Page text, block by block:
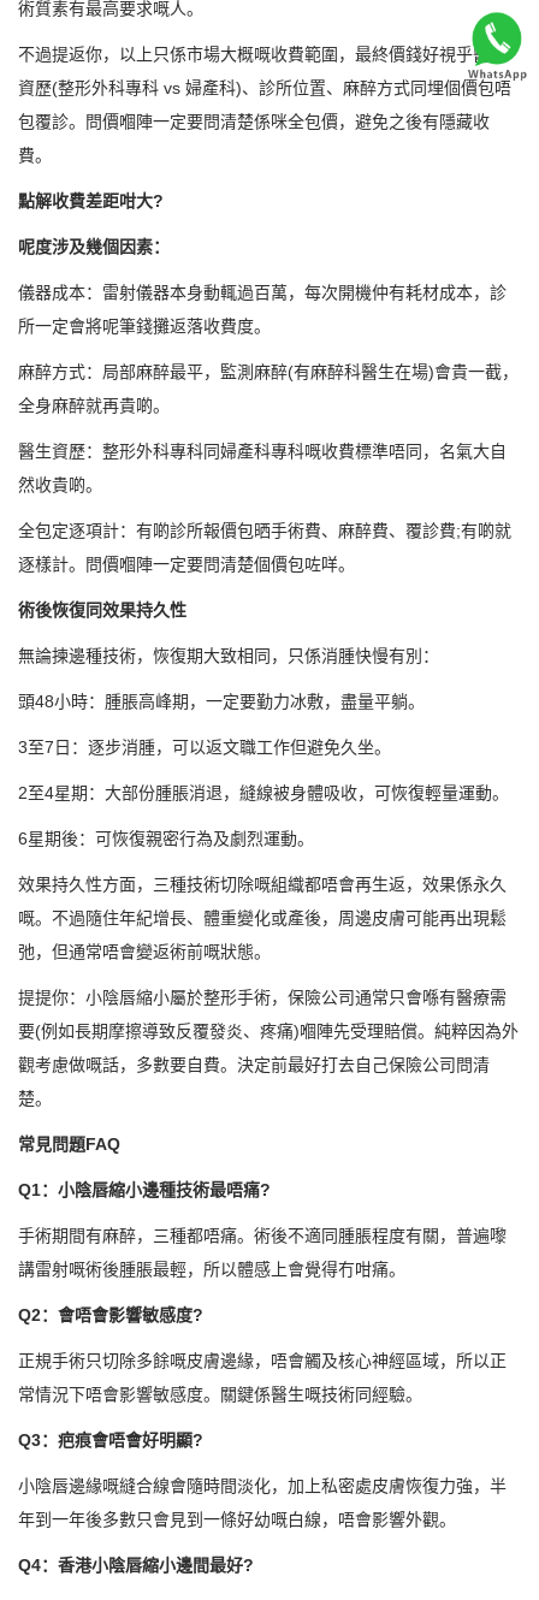
術質素有最高要求嘅人。
不過提返你，以上只係市場大概嘅收費範圍，最終價錢好視乎醫生
資歷(整形外科專科 vs 婦產科)、診所位置、麻醉方式同埋個價包唔
包覆診。問價嗰陣一定要問清楚係咪全包價，避免之後有隱藏收
費。
點解收費差距咁大?
呢度涉及幾個因素：
儀器成本：雷射儀器本身動輒過百萬，每次開機仲有耗材成本，診
所一定會將呢筆錢攤返落收費度。
麻醉方式：局部麻醉最平，監測麻醉(有麻醉科醫生在場)會貴一截，
全身麻醉就再貴啲。
醫生資歷：整形外科專科同婦產科專科嘅收費標準唔同，名氣大自
然收貴啲。
全包定逐項計：有啲診所報價包晒手術費、麻醉費、覆診費;有啲就
逐樣計。問價嗰陣一定要問清楚個價包咗咩。
術後恢復同效果持久性
無論揀邊種技術，恢復期大致相同，只係消腫快慢有別：
頭48小時：腫脹高峰期，一定要勤力冰敷，盡量平躺。
3至7日：逐步消腫，可以返文職工作但避免久坐。
2至4星期：大部份腫脹消退，縫線被身體吸收，可恢復輕量運動。
6星期後：可恢復親密行為及劇烈運動。
效果持久性方面，三種技術切除嘅組織都唔會再生返，效果係永久
嘅。不過隨住年紀增長、體重變化或產後，周邊皮膚可能再出現鬆
弛，但通常唔會變返術前嘅狀態。
提提你：小陰唇縮小屬於整形手術，保險公司通常只會喺有醫療需
要(例如長期摩擦導致反覆發炎、疼痛)嗰陣先受理賠償。純粹因為外
觀考慮做嘅話，多數要自費。決定前最好打去自己保險公司問清
楚。
常見問題FAQ
Q1：小陰唇縮小邊種技術最唔痛?
手術期間有麻醉，三種都唔痛。術後不適同腫脹程度有關，普遍嚟
講雷射嘅術後腫脹最輕，所以體感上會覺得冇咁痛。
Q2：會唔會影響敏感度?
正規手術只切除多餘嘅皮膚邊緣，唔會觸及核心神經區域，所以正
常情況下唔會影響敏感度。關鍵係醫生嘅技術同經驗。
Q3：疤痕會唔會好明顯?
小陰唇邊緣嘅縫合線會隨時間淡化，加上私密處皮膚恢復力強，半
年到一年後多數只會見到一條好幼嘅白線，唔會影響外觀。
Q4：香港小陰唇縮小邊間最好?